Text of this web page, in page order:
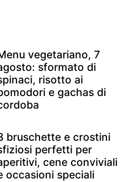
vegetariano, 7
sformato di
risotto ai
e gachas di
bruschette e crostini
perfetti per
cene conviviali
occasioni speciali